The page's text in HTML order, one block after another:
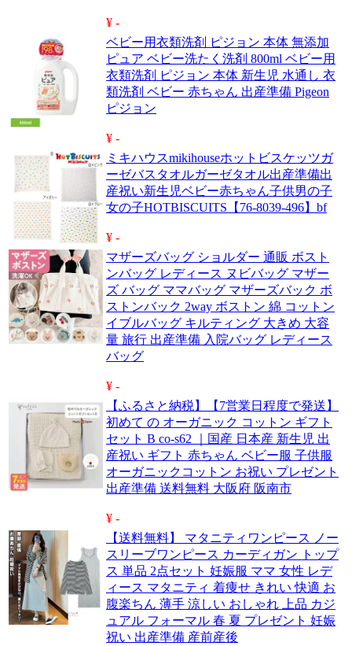
¥ -
ベビー用衣類洗剤 ピジョン 本体 無添加
ピュア ベビー洗たく洗剤 800ml ベビー用
衣類洗剤 ピジョン 本体 新生児 水通し 衣
類洗剤 ベビー 赤ちゃん 出産準備 Pigeon
ピジョン
¥ -
ミキハウスmikihouseホットビスケッツガ
ーゼバスタオルガーゼタオル出産準備出
産祝い新生児ベビー赤ちゃん子供男の子
女の子HOTBISCUITS【76-8039-496】bf
¥ -
マザーズバッグ ショルダー 通販 ボスト
ンバッグ レディース ヌビバッグ マザー
ズ バッグ ママバッグ マザーズバック ボ
ストンバック 2way ボストン 綿 コットン
イブルバッグ キルティング 大きめ 大容
量 旅行 出産準備 入院バッグ レディース
バッグ
¥ -
【ふるさと納税】【7営業日程度で発送】
初めて の オーガニック コットン ギフト
セット B co-s62 ｜国産 日本産 新生児 出
産祝い ギフト 赤ちゃん ベビー服 子供服
オーガニックコットン お祝い プレゼント
出産準備 送料無料 大阪府 阪南市
¥ -
【送料無料】 マタニティワンピース ノー
スリーブワンピース カーディガン トップ
ス 単品 2点セット 妊娠服 ママ 女性 レデ
ィース マタニティ 着痩せ きれい 快適 お
腹楽ちん 薄手 涼しい おしゃれ 上品 カジ
ュアル フォーマル 春 夏 プレゼント 妊娠
祝い 出産準備 産前産後